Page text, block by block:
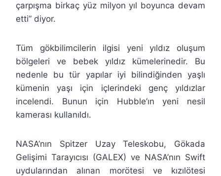
çarpışma birkaç yüz milyon yıl boyunca devam
etti” diyor.
Tüm gökbilimcilerin ilgisi yeni yıldız oluşum
bölgeleri ve bebek yıldız kümelerinedir. Bu
nedenle bu tür yapılar iyi bilindiğinden yaşlı
kümenin yaşı için içlerindeki genç yıldızlar
incelendi. Bunun için Hubble’ın yeni nesil
kamerası kullanıldı.
NASA’nın Spitzer Uzay Teleskobu, Gökada
Gelişimi Tarayıcısı (GALEX) ve NASA’nın Swift
uydularından alınan morötesi ve kızılötesi